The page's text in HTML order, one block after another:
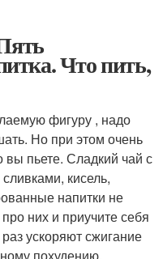
Что пить,
фигуру , надо
Но при этом очень
вы пьете. Сладкий чай с
кисель,
напитки не
них и приучите себя
ускоряют сжигание
похудению.